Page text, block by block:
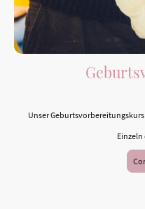
Unser
Einzeln